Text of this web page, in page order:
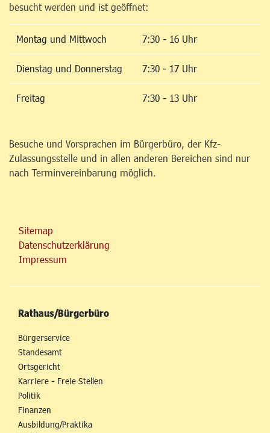
besucht werden und ist geöffnet:
Montag und Mittwoch 7:30 - 16 Uhr
Dienstag und Donnerstag 7:30 - 17 Uhr
Freitag 7:30 - 13 Uhr
Besuche und Vorsprachen im Bürgerbüro, der Kfz-
Zulassungsstelle und in allen anderen Bereichen sind nur
nach Terminvereinbarung möglich.
Sitemap
Datenschutzerklärung
Impressum
Rathaus/Bürgerbüro
Bürgerservice
Standesamt
Ortsgericht
Karriere - Freie Stellen
Politik
Finanzen
Ausbildung/Praktika